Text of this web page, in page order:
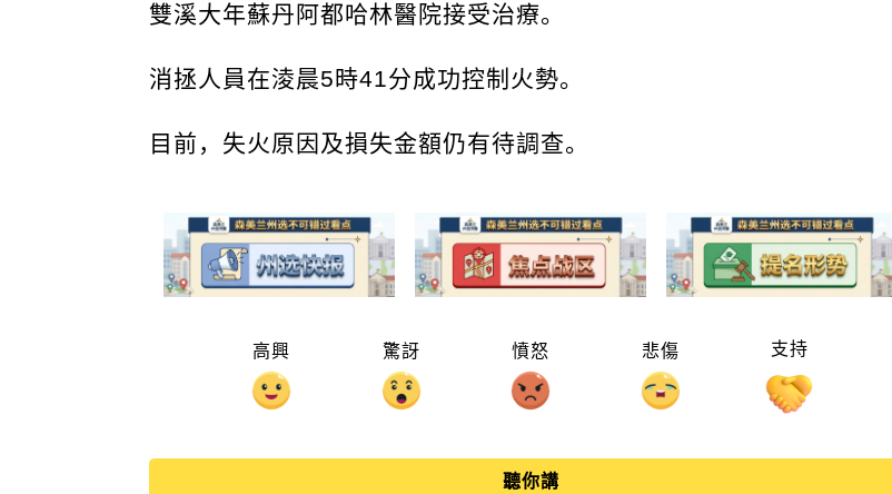
雙溪大年蘇丹阿都哈林醫院接受治療。
消拯人員在淩晨5時41分成功控制火勢。
目前，失火原因及損失金額仍有待調查。
高興 驚訝 憤怒 悲傷 支持
聽你講